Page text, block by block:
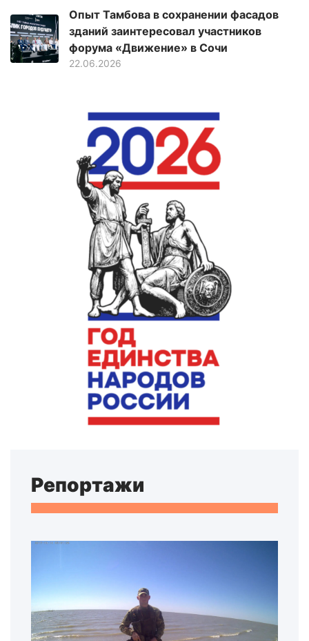
Опыт Тамбова в сохранении фасадов
зданий заинтересовал участников
форума «Движение» в Сочи
22.06.2026
Репортажи